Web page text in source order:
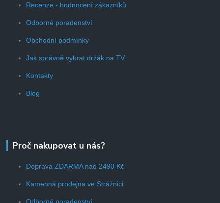
Recenze - hodnocení zákazníků
Odborné poradenství
Obchodní podmínky
Jak správně vybrat držák na TV
Kontakty
Blog
Proč nakupovat u nás?
Doprava ZDARMA nad 2490 Kč
Kamenná prodejna ve Strážnici